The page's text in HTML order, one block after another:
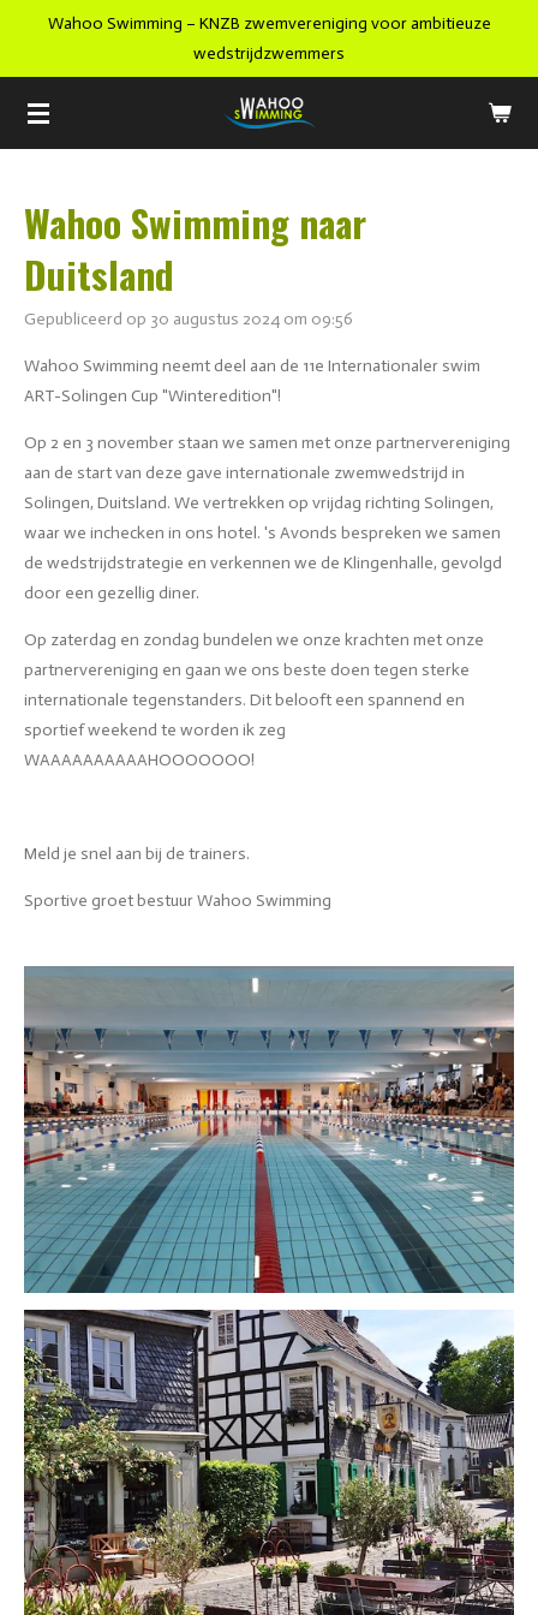
de
hoofdinhoud
Wahoo Swimming – KNZB zwemvereniging voor ambitieuze
wedstrijdzwemmers
Wahoo Swimming naar
Duitsland
Gepubliceerd op 30 augustus 2024 om 09:56
Wahoo Swimming neemt deel aan de 11e Internationaler swim
ART-Solingen Cup "Winteredition"!
Op 2 en 3 november staan we samen met onze partnervereniging
aan de start van deze gave internationale zwemwedstrijd in
Solingen, Duitsland. We vertrekken op vrijdag richting Solingen,
waar we inchecken in ons hotel. 's Avonds bespreken we samen
de wedstrijdstrategie en verkennen we de Klingenhalle, gevolgd
door een gezellig diner.
Op zaterdag en zondag bundelen we onze krachten met onze
partnervereniging en gaan we ons beste doen tegen sterke
internationale tegenstanders. Dit belooft een spannend en
sportief weekend te worden ik zeg
WAAAAAAAAAAHOOOOOOO!
Meld je snel aan bij de trainers.
Sportive groet bestuur Wahoo Swimming